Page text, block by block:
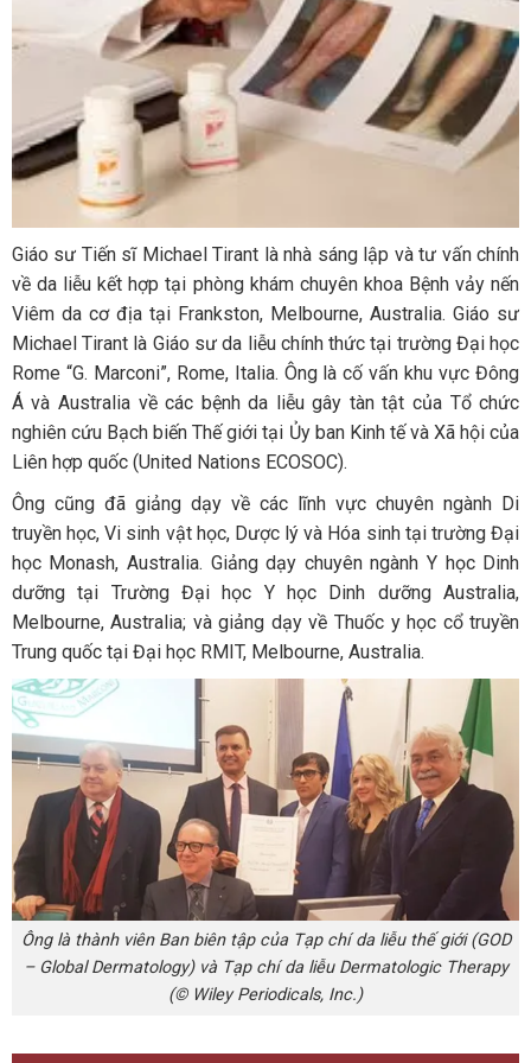
Giáo sư Tiến sĩ Michael Tirant là nhà sáng lập và tư vấn chính
về da liễu kết hợp tại phòng khám chuyên khoa Bệnh vảy nến
Viêm da cơ địa tại Frankston, Melbourne, Australia. Giáo sư
Michael Tirant là Giáo sư da liễu chính thức tại trường Đại học
Rome “G. Marconi”, Rome, Italia. Ông là cố vấn khu vực Đông
Á và Australia về các bệnh da liễu gây tàn tật của Tổ chức
nghiên cứu Bạch biến Thế giới tại Ủy ban Kinh tế và Xã hội của
Liên hợp quốc (United Nations ECOSOC).
Ông cũng đã giảng dạy về các lĩnh vực chuyên ngành Di
truyền học, Vi sinh vật học, Dược lý và Hóa sinh tại trường Đại
học Monash, Australia. Giảng dạy chuyên ngành Y học Dinh
dưỡng tại Trường Đại học Y học Dinh dưỡng Australia,
Melbourne, Australia; và giảng dạy về Thuốc y học cổ truyền
Trung quốc tại Đại học RMIT, Melbourne, Australia.
Ông là thành viên Ban biên tập của Tạp chí da liễu thế giới (GOD
– Global Dermatology) và Tạp chí da liễu Dermatologic Therapy
(© Wiley Periodicals, Inc.)